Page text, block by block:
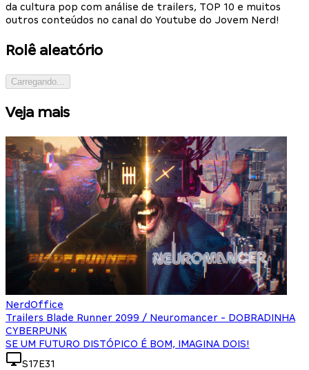
da cultura pop com análise de trailers, TOP 10 e muitos
outros conteúdos no canal do Youtube do Jovem Nerd!
Rolê aleatório
Carregando...
Veja mais
NerdOffice
Trailers Blade Runner 2099 / Neuromancer - DOBRADINHA
CYBERPUNK
SE UM FUTURO DISTÓPICO É BOM, IMAGINA DOIS!
S17E31